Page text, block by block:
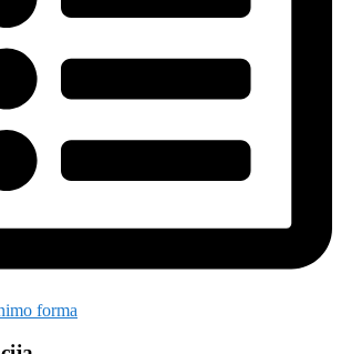
forma